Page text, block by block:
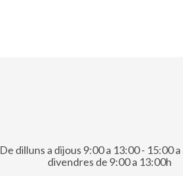
De dilluns a dijous 9:00 a 13:00 - 15:00
divendres de 9:00 a 13:00h